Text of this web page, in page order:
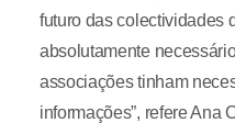
futuro das colectividades
absolutamente
associações tinham
informações”, refere Ana